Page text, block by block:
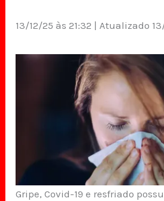
13/12/25 às 21:32 | Atualizado
Gripe, Covid-19 e resfriado